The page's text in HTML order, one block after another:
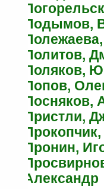
Подымов,
Политов,
Поляков,
Попов,
Посняков,
Пристли,
Пронин,
Александр